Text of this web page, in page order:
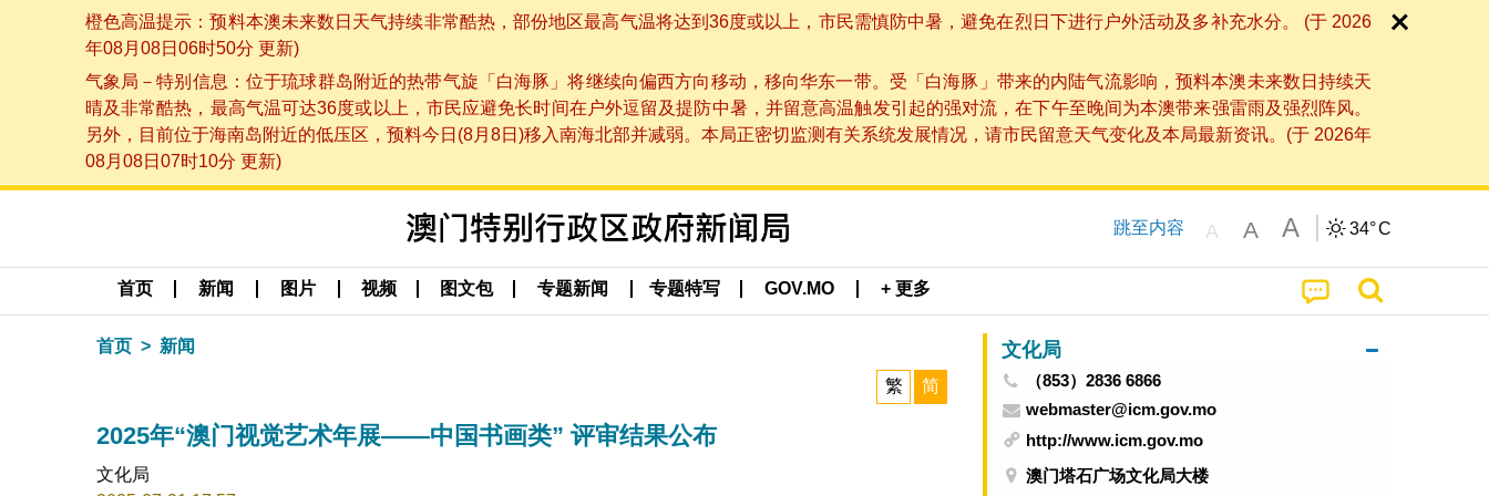
橙色高温提示：预料本澳未来数日天气持续非常酷热，部份地区最高气温将达到36度或以上，市民需慎防中暑，避免在烈日下进行户外活动及多补充水分。 (于 2026
年08月08日06时50分 更新)
气象局－特别信息：位于琉球群岛附近的热带气旋「白海豚」将继续向偏西方向移动，移向华东一带。受「白海豚」带来的内陆气流影响，预料本澳未来数日持续天
晴及非常酷热，最高气温可达36度或以上，市民应避免长时间在户外逗留及提防中暑，并留意高温触发引起的强对流，在下午至晚间为本澳带来强雷雨及强烈阵风。
另外，目前位于海南岛附近的低压区，预料今日(8月8日)移入南海北部并减弱。本局正密切监测有关系统发展情况，请市民留意天气变化及本局最新资讯。(于 2026年
08月08日07时10分 更新)
跳至内容 A A A 34°C
首页 新闻 图片 视频 图文包 专题新闻 专题特写 GOV.MO + 更多
首页 新闻
繁 简
2025年“澳门视觉艺术年展——中国书画类” 评审结果公布
文化局
文化局
（853）2836 6866
webmaster@icm.gov.mo
http://www.icm.gov.mo
澳门塔石广场文化局大楼